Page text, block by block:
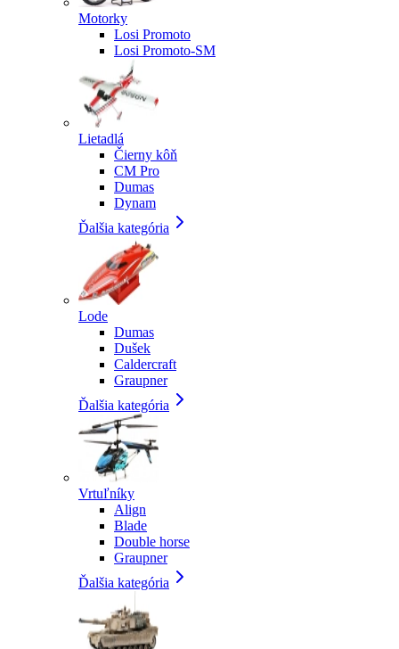
Motorky
Losi Promoto
Losi Promoto-SM
Lietadlá
Čierny kôň
CM Pro
Dumas
Dynam
Ďalšia kategória
Lode
Dumas
Dušek
Caldercraft
Graupner
Ďalšia kategória
Vrtuľníky
Align
Blade
Double horse
Graupner
Ďalšia kategória